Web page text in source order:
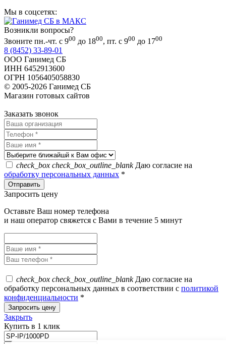
Мы в соцсетях:
Возникли вопросы?
Звоните пн.-чт. с 900 до 1800, пт. с 900 до 1700
8 (8452) 33-89-01
ООО Ганимед СБ
ИНН 6452913600
ОГРН 1056405058830
© 2005-2026 Ганимед СБ
Магазин готовых сайтов
Заказать звонок
check_box check_box_outline_blankДаю согласие на
обработку персональных данных *
Запросить цену
Оставьте Ваш номер телефона
и наш оператор свяжется с Вами в течение 5 минут
check_box check_box_outline_blankДаю согласие на
обработку персональных данных в соответствии с политикой
конфиденциальности *
Закрыть
Купить в 1 клик